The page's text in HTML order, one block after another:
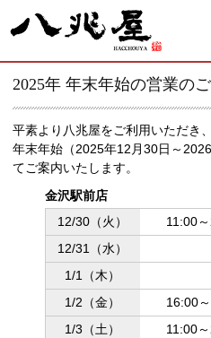
2025年 年末年始の営業の
平素より八兆屋をご利用いただき
年末年始（2025年12月30日～
てご案内いたします。
金沢駅前店
11:00
16:00
11:00